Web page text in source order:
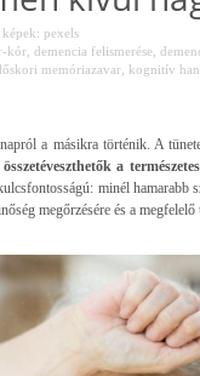
képek: pexels
kór demencia felismerése
memóriazavar kognitív
a másikra történik. A
a
minél hamarabb
megőrzésére és a megfelelő